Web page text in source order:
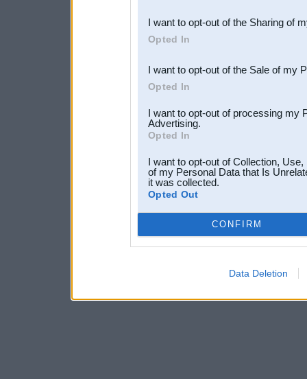
Downstream Participants
third parties.
I want to opt-out of the Sharing of
Opted In
I want to opt-out of the Sale of my
Opted In
I want to opt-out of processing my
Advertising.
Opted In
I want to opt-out of Collection,
of my Personal Data that Is
it was collected.
Opted Out
CONFIRM
Data Deletion